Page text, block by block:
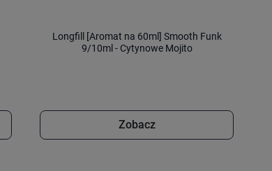
Longfill [Aromat na 60ml] Smooth Funk
9/10ml - Cytynowe Mojito
Zobacz